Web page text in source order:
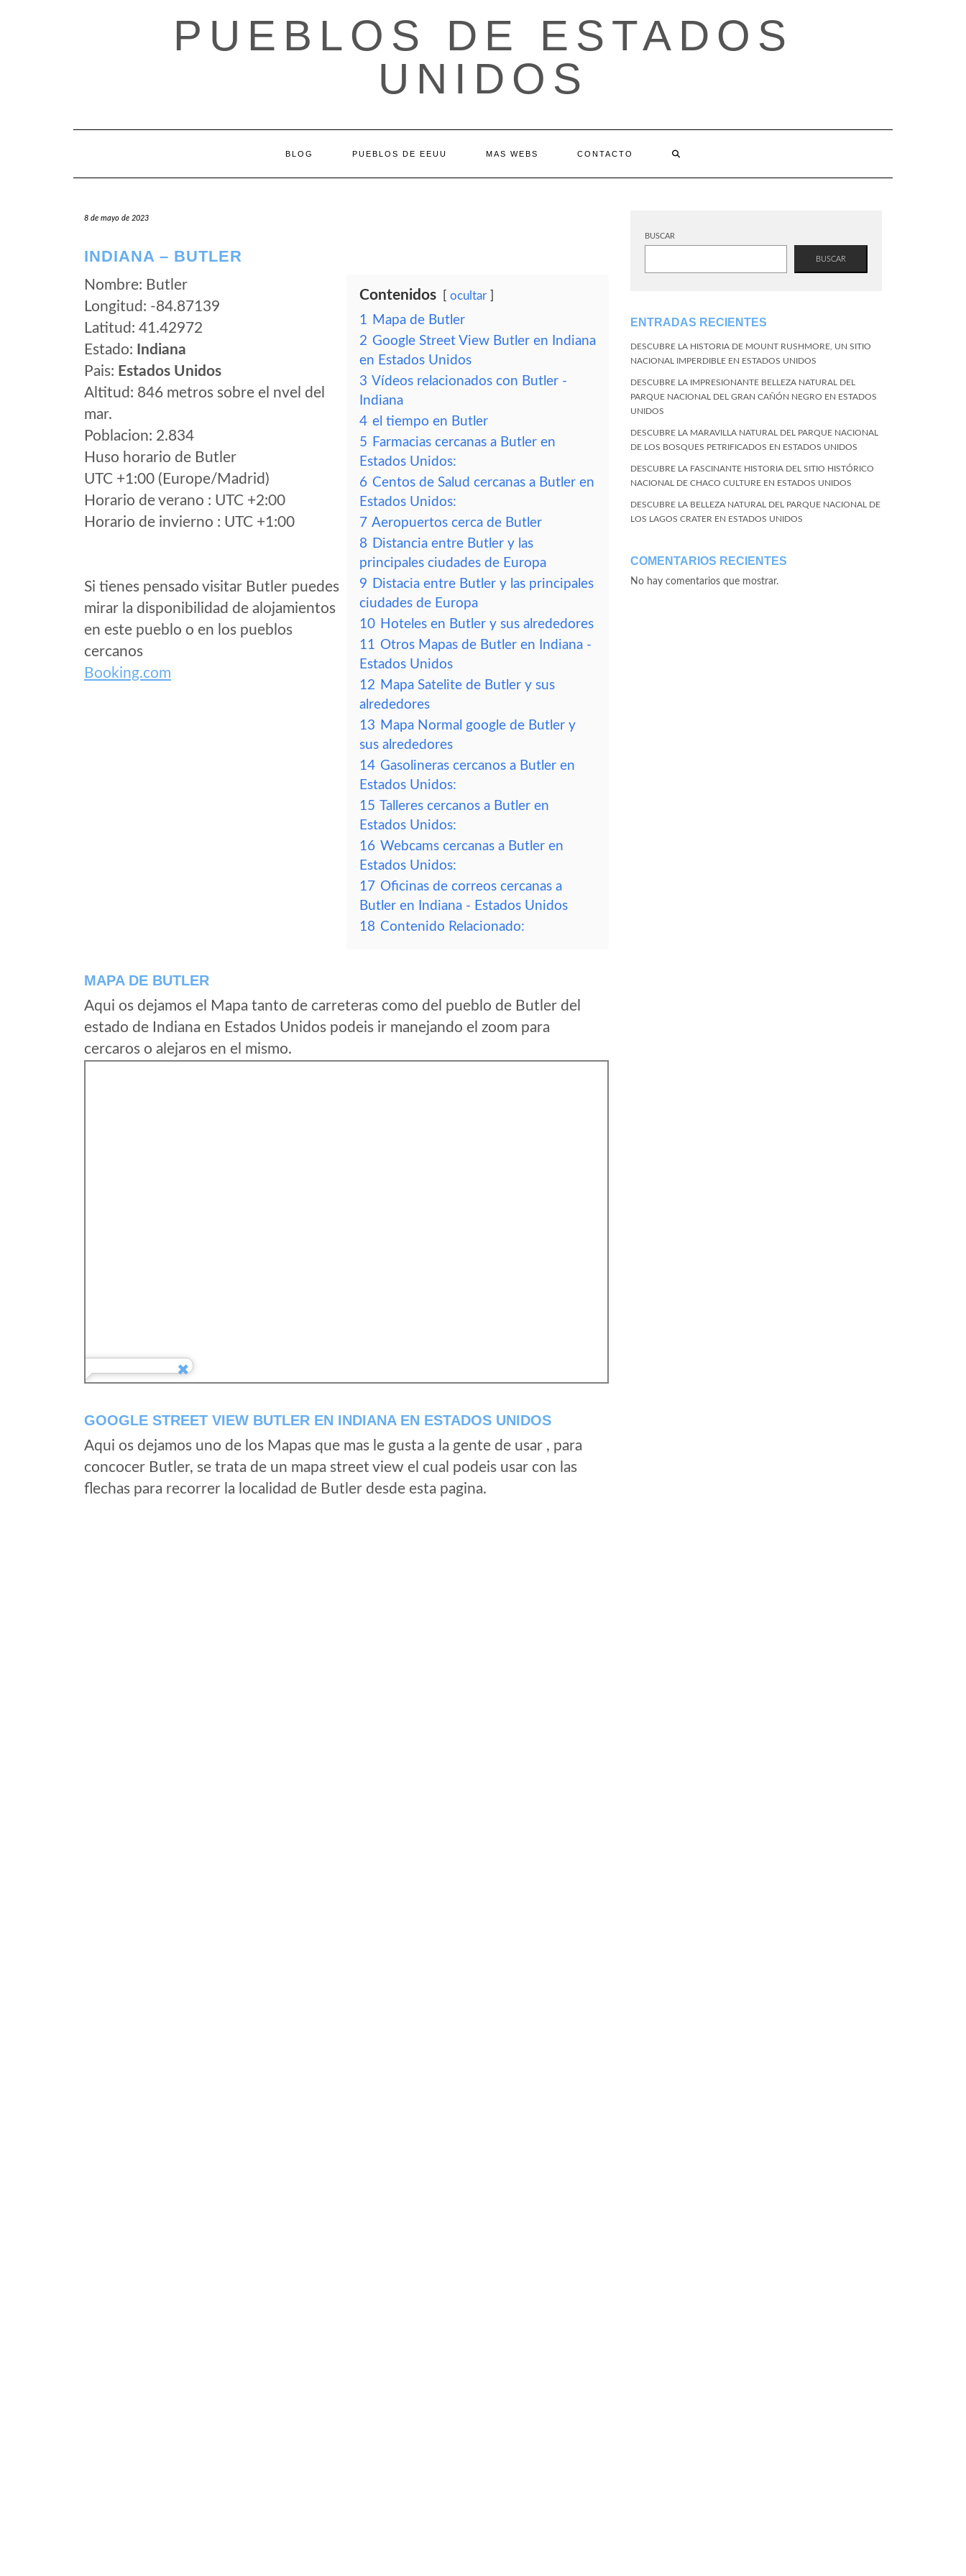
PUEBLOS DE ESTADOS
UNIDOS
BLOG PUEBLOS DE EEUU MAS WEBS CONTACTO
8 de mayo de 2023
INDIANA – BUTLER
Nombre: Butler
Longitud: -84.87139
Latitud: 41.42972
Estado:
Indiana
Pais: Estados Unidos
Altitud: 846 metros sobre el nvel del
mar.
Poblacion: 2.834
Huso horario de Butler
UTC +1:00 (Europe/Madrid)
Horario de verano : UTC +2:00
Horario de invierno : UTC +1:00
Si tienes pensado visitar Butler puedes
mirar la disponibilidad de alojamientos
en este pueblo o en los pueblos
cercanos
Booking.com
Contenidos ocultar
1 Mapa de Butler
2 Google Street View Butler en Indiana
en Estados Unidos
3 Vídeos relacionados con Butler -
Indiana
4 el tiempo en Butler
5 Farmacias cercanas a Butler en
Estados Unidos:
6 Centos de Salud cercanas a Butler en
Estados Unidos:
7 Aeropuertos cerca de Butler
8 Distancia entre Butler y las
principales ciudades de Europa
9 Distacia entre Butler y las principales
ciudades de Europa
10 Hoteles en Butler y sus alrededores
11 Otros Mapas de Butler en Indiana -
Estados Unidos
12 Mapa Satelite de Butler y sus
alrededores
13 Mapa Normal google de Butler y
sus alrededores
14 Gasolineras cercanos a Butler en
Estados Unidos:
15 Talleres cercanos a Butler en
Estados Unidos:
16 Webcams cercanas a Butler en
Estados Unidos:
17 Oficinas de correos cercanas a
Butler en Indiana - Estados Unidos
18 Contenido Relacionado:
MAPA DE BUTLER
Aqui os dejamos el Mapa tanto de carreteras como del pueblo de Butler del
estado de Indiana en Estados Unidos podeis ir manejando el zoom para
cercaros o alejaros en el mismo.
GOOGLE STREET VIEW BUTLER EN INDIANA EN ESTADOS UNIDOS
Aqui os dejamos uno de los Mapas que mas le gusta a la gente de usar , para
concocer Butler, se trata de un mapa street view el cual podeis usar con las
flechas para recorrer la localidad de Butler desde esta pagina.
BUSCAR
BUSCAR
ENTRADAS RECIENTES
DESCUBRE LA HISTORIA DE MOUNT RUSHMORE, UN SITIO
NACIONAL IMPERDIBLE EN ESTADOS UNIDOS
DESCUBRE LA IMPRESIONANTE BELLEZA NATURAL DEL
PARQUE NACIONAL DEL GRAN CAÑÓN NEGRO EN ESTADOS
UNIDOS
DESCUBRE LA MARAVILLA NATURAL DEL PARQUE NACIONAL
DE LOS BOSQUES PETRIFICADOS EN ESTADOS UNIDOS
DESCUBRE LA FASCINANTE HISTORIA DEL SITIO HISTÓRICO
NACIONAL DE CHACO CULTURE EN ESTADOS UNIDOS
DESCUBRE LA BELLEZA NATURAL DEL PARQUE NACIONAL DE
LOS LAGOS CRATER EN ESTADOS UNIDOS
COMENTARIOS RECIENTES
No hay comentarios que mostrar.